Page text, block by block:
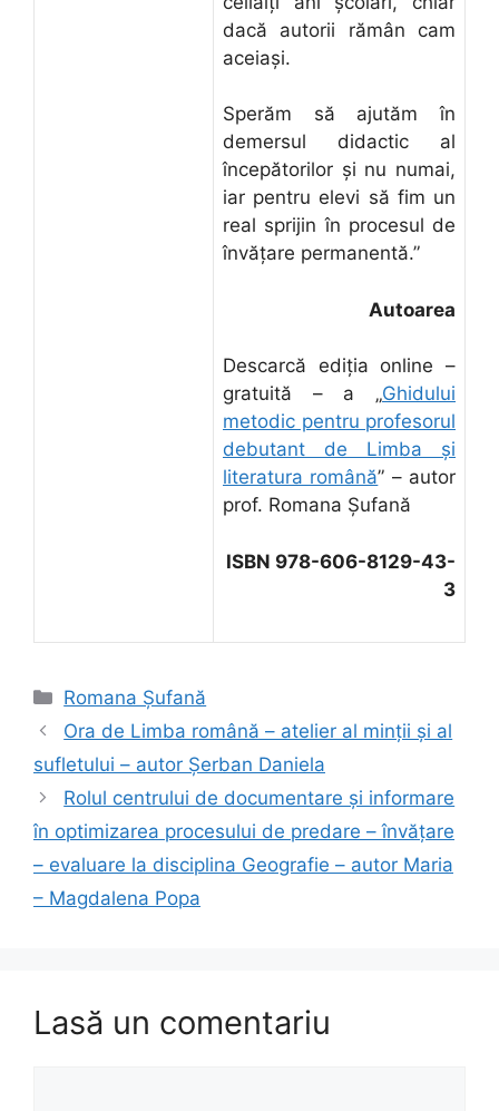
dacă autorii rămân cam
aceiaşi.
Sperăm să ajutăm în
demersul didactic al
începătorilor şi nu numai,
iar pentru elevi să fim un
real sprijin în procesul de
învăţare permanentă.”
Autoarea
Descarcă ediţia online –
gratuită – a „Ghidului
metodic pentru profesorul
debutant de Limba şi
literatura română” – autor
prof. Romana Şufană
ISBN 978-606-8129-43-
3
Categorii
Romana Şufană
Ora de Limba română – atelier al minţii şi al
sufletului – autor Şerban Daniela
Rolul centrului de documentare şi informare
în optimizarea procesului de predare – învăţare
– evaluare la disciplina Geografie – autor Maria
– Magdalena Popa
Lasă un comentariu